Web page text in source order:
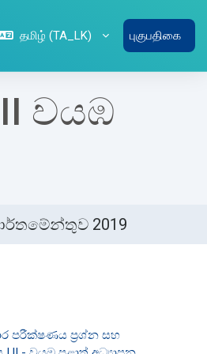
தமிழ் ‎(TA_LK)‎ புகுபதிகை
වයඹ
2019
පරීක්ෂණය ප්‍රශ්න සහ